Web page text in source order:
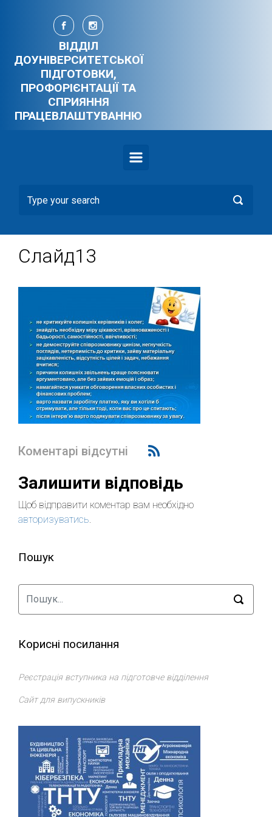
Skip to main content
ВІДДІЛ
ДОУНІВЕРСИТЕТСЬКОЇ
ПІДГОТОВКИ,
ПРОФОРІЄНТАЦІЇ ТА
СПРИЯННЯ
ПРАЦЕВЛАШТУВАННЮ
Слайд13
Коментарі відсутні
Залишити відповідь
Щоб відправити коментар вам необхідно
авторизуватись.
Пошук
Корисні посилання
Реєстрація вступника на підготовче відділення
Сайт для випускників